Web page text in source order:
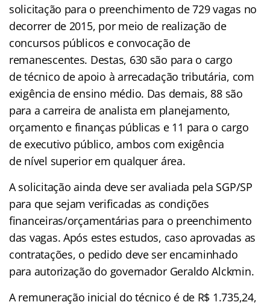
solicitação para o preenchimento de 729 vagas no
decorrer de 2015, por meio de realização de
concursos públicos e convocação de
remanescentes. Destas, 630 são para o cargo
de técnico de apoio à arrecadação tributária, com
exigência de ensino médio. Das demais, 88 são
para a carreira de analista em planejamento,
orçamento e finanças públicas e 11 para o cargo
de executivo público, ambos com exigência
de nível superior em qualquer área.
A solicitação ainda deve ser avaliada pela SGP/SP
para que sejam verificadas as condições
financeiras/orçamentárias para o preenchimento
das vagas. Após estes estudos, caso aprovadas as
contratações, o pedido deve ser encaminhado
para autorização do governador Geraldo Alckmin.
A remuneração inicial do técnico é de R$ 1.735,24,